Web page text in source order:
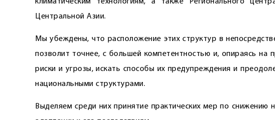
Центральной Азии.
Мы убеждены, что расположение этих структур в
позволит точнее, с большей компетентностью и, опираясь на
риски и угрозы, искать способы их предупреждения и
национальными структурами.
Выделяем среди них принятие практических мер по снижению